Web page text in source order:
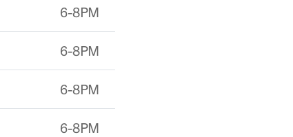
6-8PM
6-8PM
6-8PM
6-8PM